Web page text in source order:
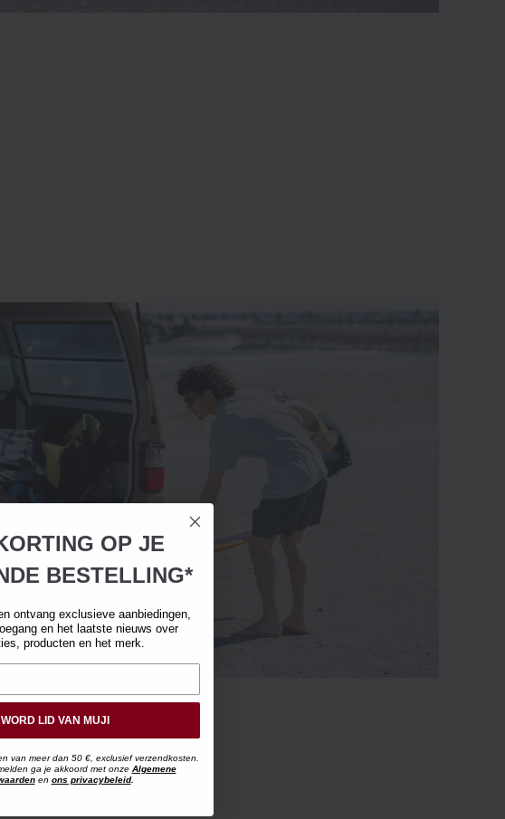
OP JE
BESTELLING*
ontvang exclusieve aanbiedingen,
en het laatste nieuws over
producten en het merk.
WORD LID VAN MUJI
van meer dan 50 €, exclusief verzendkosten.
ga je akkoord met onze Algemene
en ons privacybeleid.